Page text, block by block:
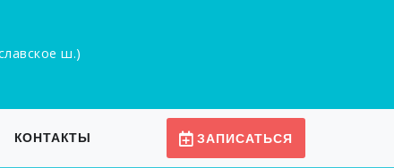
ш.)
КОНТАКТЫ ЗАПИСАТЬСЯ